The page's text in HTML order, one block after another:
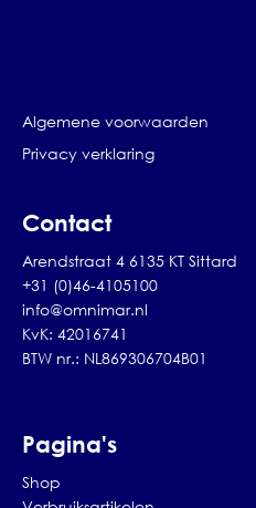
Algemene voorwaarden
Privacy verklaring
Contact
Arendstraat 4 6135 KT Sittard
+31 (0)46-4105100
info@omnimar.nl
KvK: 42016741
BTW nr.: NL869306704B01
Pagina's
Shop